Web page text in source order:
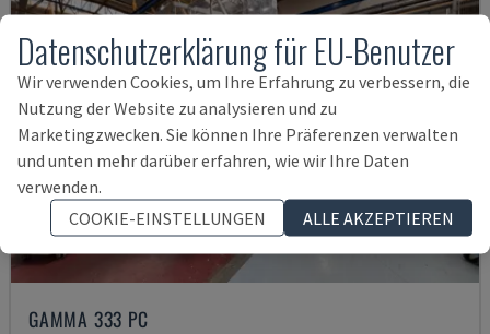
GAMMA 333 PC
Datenschutzerklärung für EU-Benutzer
Wir verwenden Cookies, um Ihre Erfahrung zu verbessern, die
Nutzung der Website zu analysieren und zu
Marketingzwecken. Sie können Ihre Präferenzen verwalten
und unten mehr darüber erfahren, wie wir Ihre Daten
verwenden.
COOKIE-EINSTELLUNGEN
ALLE AKZEPTIEREN